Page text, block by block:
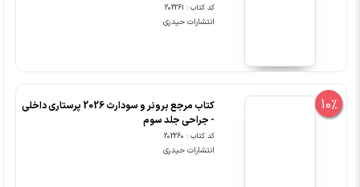
کد کتاب : 202261
انتشارات حیدری
10%
کتاب مرجع برونر و سودارث 2026 پرستاری داخلی
- جراحی جلد سوم
کد کتاب : 202260
انتشارات حیدری